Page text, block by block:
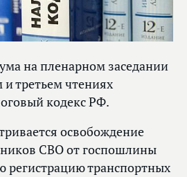
на пленарном заседании
третьем чтениях
кодекс РФ.
освобождение
СВО от госпошлины
регистрацию транспортных